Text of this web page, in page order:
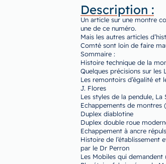
Description :
Un article sur une montre
une de ce numéro.
Mais les autres articles
Comté sont loin de faire
Sommaire :
Histoire technique de la
Quelques précisions sur les
Les remontoirs d’égalité et
J. Flores
Les styles de la pendule, La
Echappements de montres
Duplex diablotine
Duplex double roue
Echappement à ancre
Histoire de l’établissement
par le Dr Perron
Les Mobiles qui demandent